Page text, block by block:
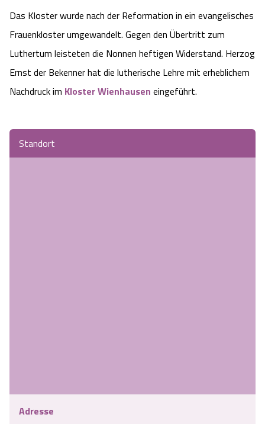
Camping
Urlaub auf dem Bauernhof
Urlaub mit Hund
Reiten
Kutschen
Wildpark Lüneburger Heide
Wildpark Schwarze Berge
Otter Zentrum
Veranstaltungen
Shopping Celle
Kulinarisches Celle
Unterkünfte Celle
Das Kloster wurde nach der Reformation in ein evangelisches
Frauenkloster umgewandelt. Gegen den Übertritt zum
Luthertum leisteten die Nonnen heftigen Widerstand. Herzog
Ernst der Bekenner hat die lutherische Lehre mit erheblichem
Nachdruck im Kloster Wienhausen eingeführt.
Standort
Adresse